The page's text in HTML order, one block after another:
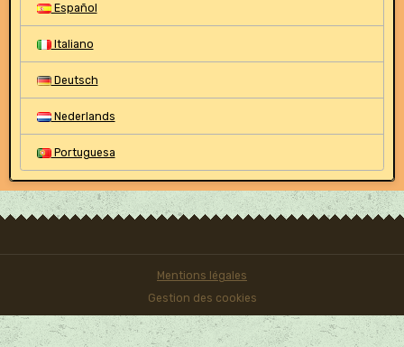
Español
Italiano
Deutsch
Nederlands
Portuguesa
Mentions légales
Gestion des cookies